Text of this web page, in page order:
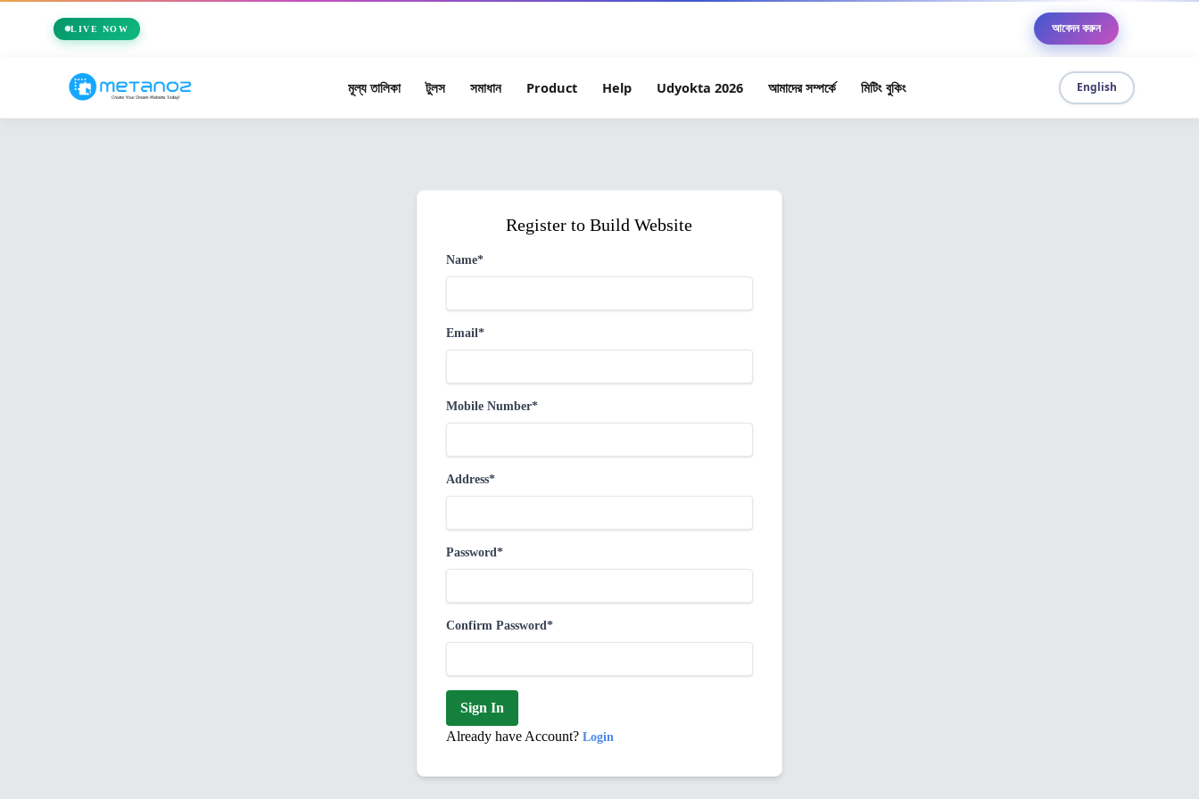
LIVE NOW আবেদন করুন
মূল্য তালিকা টুলস সমাধান Product Help Udyokta 2026 আমাদের সম্পর্কে মিটিং বুকিং English
Register to Build Website
Name*
Email*
Mobile Number*
Address*
Password*
Confirm Password*
Sign In
Already have Account? Login